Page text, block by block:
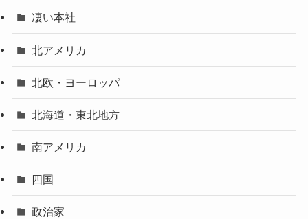
凄い本社
北アメリカ
北欧・ヨーロッパ
北海道・東北地方
南アメリカ
四国
政治家